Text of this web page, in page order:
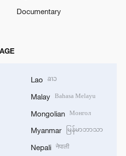
Documentary
Lao ລາວ
Malay Bahasa Melayu
Mongolian Монгол
Myanmar မြန်မာဘာသာ
Nepali नेपाली